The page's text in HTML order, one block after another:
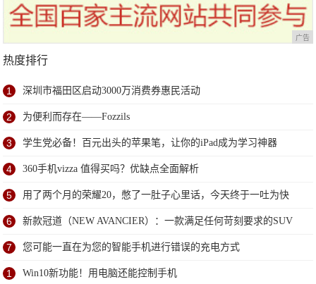
广告
热度排行
1 深圳市福田区启动3000万消费券惠民活动
2 为便利而存在——Fozzils
3 学生党必备！百元出头的苹果笔，让你的iPad成为学习神器
4 360手机vizza 值得买吗？优缺点全面解析
5 用了两个月的荣耀20，憋了一肚子心里话，今天终于一吐为快
6 新款冠道（NEW AVANCIER）：一款满足任何苛刻要求的SUV
7 您可能一直在为您的智能手机进行错误的充电方式
1 Win10新功能！用电脑还能控制手机